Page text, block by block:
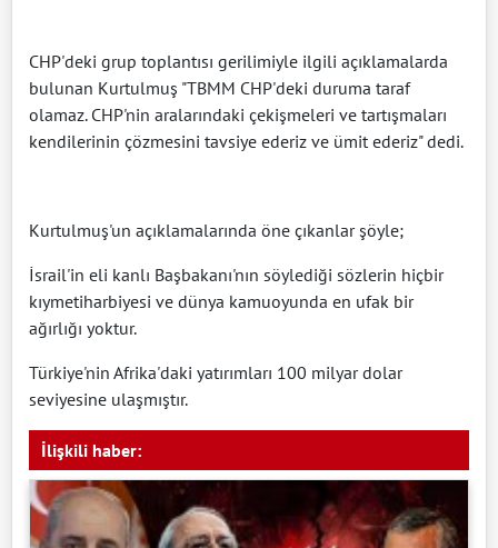
CHP'deki grup toplantısı gerilimiyle ilgili açıklamalarda
bulunan Kurtulmuş "TBMM CHP'deki duruma taraf
olamaz. CHP'nin aralarındaki çekişmeleri ve tartışmaları
kendilerinin çözmesini tavsiye ederiz ve ümit ederiz" dedi.
Kurtulmuş'un açıklamalarında öne çıkanlar şöyle;
İsrail'in eli kanlı Başbakanı'nın söylediği sözlerin hiçbir
kıymetiharbiyesi ve dünya kamuoyunda en ufak bir
ağırlığı yoktur.
Türkiye'nin Afrika'daki yatırımları 100 milyar dolar
seviyesine ulaşmıştır.
İlişkili haber: